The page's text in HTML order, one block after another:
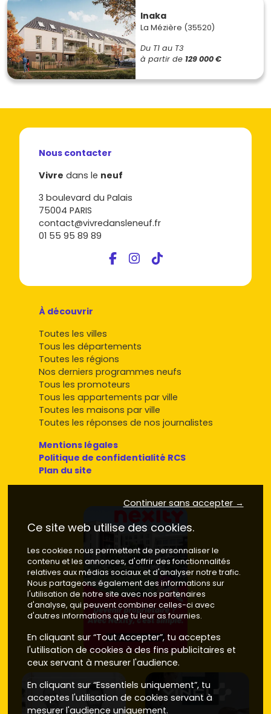
Inaka
La Mézière (35520)
Du T1 au T3
à partir de 129 000 €
Nous contacter
Vivre dans le neuf
3 boulevard du Palais
75004 PARIS
contact@vivredansleneuf.fr
01 55 95 89 89
À découvrir
Toutes les villes
Tous les départements
Toutes les régions
Nos derniers programmes neufs
Tous les promoteurs
Tous les appartements par ville
Toutes les maisons par ville
Toutes les réponses de nos journalistes
Mentions légales
Politique de confidentialité RCS
Plan du site
Continuer sans accepter →
Ce site web utilise des cookies.
Les cookies nous permettent de personnaliser le
contenu et les annonces, d'offrir des fonctionnalités
relatives aux médias sociaux et d'analyser notre trafic.
Nous partageons également des informations sur
l'utilisation de notre site avec nos partenaires
d'analyse, qui peuvent combiner celles-ci avec
d'autres informations que tu leur as fournies.
En cliquant sur “Tout Accepter”, tu acceptes
l'utilisation de cookies à des fins publicitaires et
ceux servant à mesurer l'audience.
En cliquant sur “Essentiels uniquement”, tu
acceptes l'utilisation de cookies servant à
mesurer l'audience uniquement.